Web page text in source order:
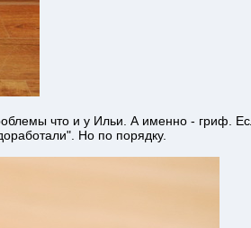
что и у Ильи. А именно - гриф.
Но по порядку.